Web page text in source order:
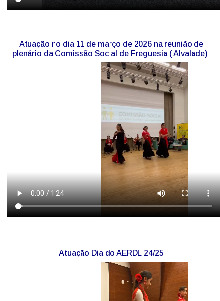
Atuação no dia 11 de março de 2026 na reunião de
plenário da Comissão Social de Freguesia ( Alvalade)
Atuação Dia do AERDL 24/25